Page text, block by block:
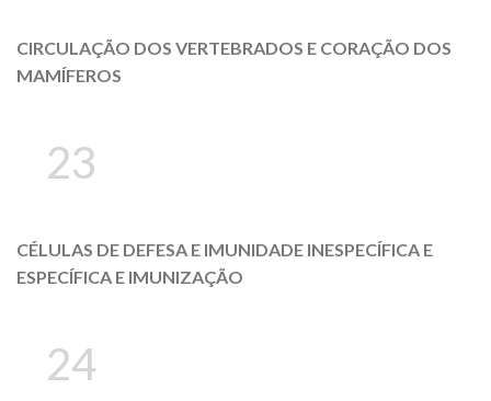
CIRCULAÇÃO DOS VERTEBRADOS E CORAÇÃO DOS
MAMÍFEROS
23
CÉLULAS DE DEFESA E IMUNIDADE INESPECÍFICA E
ESPECÍFICA E IMUNIZAÇÃO
24